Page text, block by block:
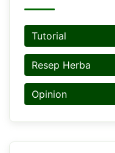
Tutorial
Resep Herba
Opinion